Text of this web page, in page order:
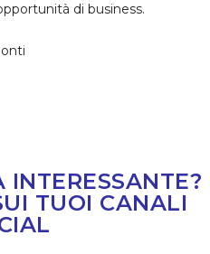
di business.
INTERESSANTE?
TUOI CANALI